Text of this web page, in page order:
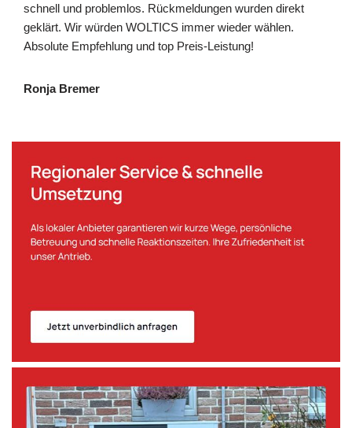
schnell und problemlos. Rückmeldungen wurden direkt
geklärt. Wir würden WOLTICS immer wieder wählen.
Absolute Empfehlung und top Preis-Leistung!
Ronja Bremer